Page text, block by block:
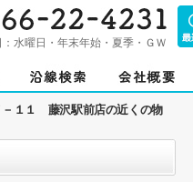
水曜日・年末年始・夏季・ＧＷ
－１１ 藤沢駅前店の近くの物